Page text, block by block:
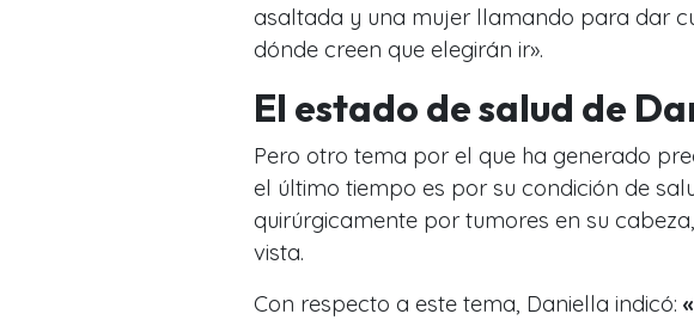
asaltada y una mujer llamando para dar
dónde creen que elegirán ir».
El estado de salud de
Pero otro tema por el que ha generado
el último tiempo es por su condición de
quirúrgicamente por tumores en su
vista.
Con respecto a este tema, Daniella indicó: